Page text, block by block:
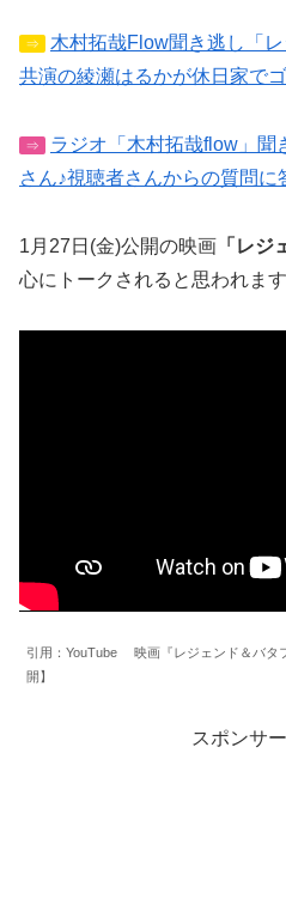
⇒
木村拓哉Flow聞き逃し「
共演の綾瀬はるかが休日家で
⇒
ラジオ「木村拓哉flow」聞
さん♪視聴者さんからの質問に
1月27日(金)公開の映画 「レジ
心にトークされると思われます
引用：YouTube 映画『レジェンド＆バタ
開】
スポンサ